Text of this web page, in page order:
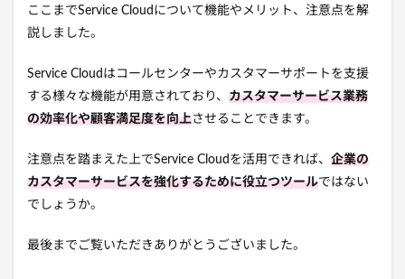
ここまでService Cloudについて機能やメリット、注意点を解
説しました。
Service Cloudはコールセンターやカスタマーサポートを支援
する様々な機能が用意されており、 カスタマーサービス業務
の効率化や顧客満足度を向上させることできます。
注意点を踏まえた上でService Cloudを活用できれば、 企業の
カスタマーサービスを強化するために役立つツールではない
でしょうか。
最後までご覧いただきありがとうございました。